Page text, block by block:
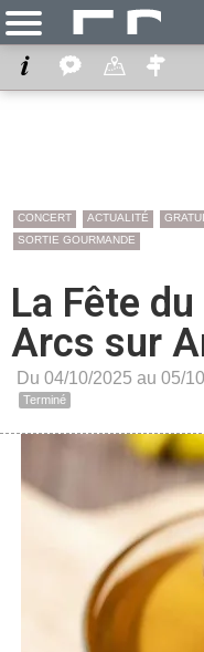
CONCERT ACTUALITÉ
SORTIE GOURMANDE
La Fête
Arcs sur
Du 04/10/2025 au 05/
Terminé